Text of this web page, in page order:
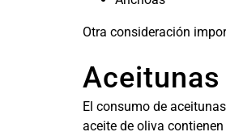
Otra consideración
El consumo de
aceite de oliva